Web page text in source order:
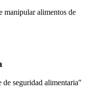
manipular alimentos de
de seguridad alimentaria"